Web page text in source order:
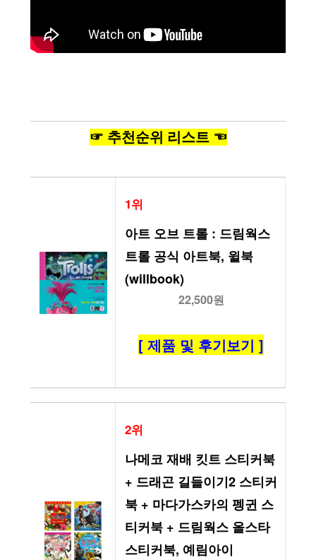
☞ 추천순위 리스트 ☜
1위
아트 오브 트롤 : 드림웍스
트롤 공식 아트북, 윌북
(willbook)
22,500원
[ 제품 및 후기보기 ]
2위
나메코 재배 킷트 스티커북
+ 드래곤 길들이기2 스티커
북 + 마다가스카의 펭귄 스
티커북 + 드림웍스 올스타
스티커북, 예림아이